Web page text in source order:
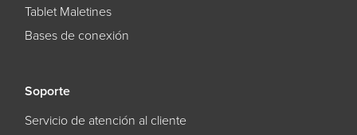
Tablet Maletines
Bases de conexión
Soporte
Servicio de atención al cliente